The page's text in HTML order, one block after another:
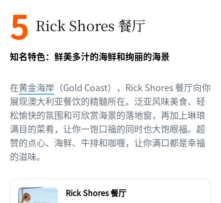
5 Rick Shores 餐厅
知名特色：鲜美多汁的海鲜和绚丽的海景
在黄金海岸 （Gold Coast），Rick Shores 餐厅向你
展现澳大利亚餐饮的精髓所在。泛亚风味美食、轻
松愉快的氛围和可欣赏海景的落地窗，再加上琳琅
满目的菜肴，让你一饱口福的同时也大饱眼福。超
赞的点心、海鲜、牛排和咖喱，让你满口都是幸福
的滋味。
Rick Shores 餐厅